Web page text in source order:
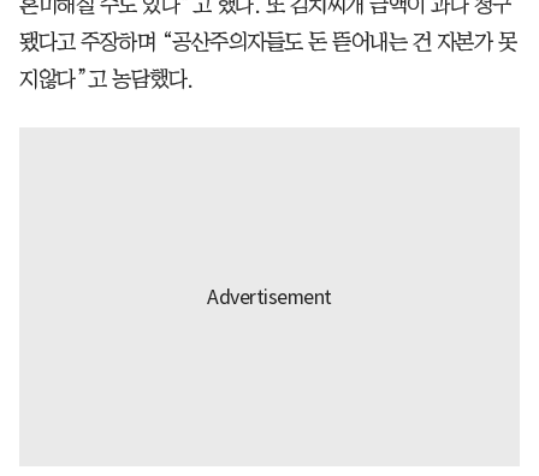
혼미해질 수도 있다”고 했다. 또 김치찌개 금액이 과다 청구
됐다고 주장하며 “공산주의자들도 돈 뜯어내는 건 자본가 못
지않다”고 농담했다.